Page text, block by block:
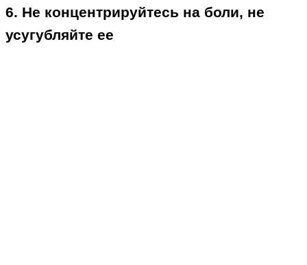
6. Не концентрируйтесь на боли, не
усугубляйте ее